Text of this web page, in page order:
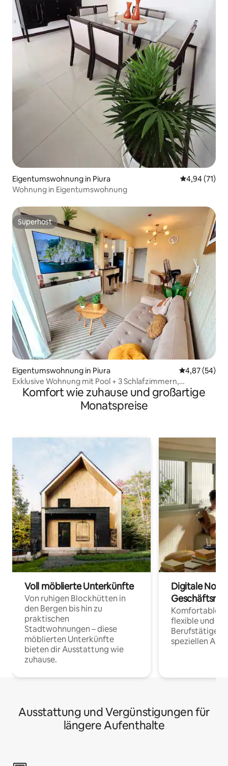
Eigentumswohnung in Piura
4,94 (71)
Wohnung in Eigentumswohnung
Superhost
Superhost
Eigentumswohnung in Piura
4,87 (54)
Exklusive Wohnung mit Pool + 3 Schlafzimmern,
Klimaanlage und FITNESSRAUM
Komfort wie zuhause und großartige
Monatspreise
Voll möblierte Unterkünfte
Von ruhigen Blockhütten in
den Bergen bis hin zu
praktischen
Stadtwohnungen – diese
möblierten Unterkünfte
bieten dir Ausstattung wie
zuhause.
Digitale
Komfortable
flexible und
Berufstätige
speziellen
Ausstattung und Vergünstigungen für
längere Aufenthalte